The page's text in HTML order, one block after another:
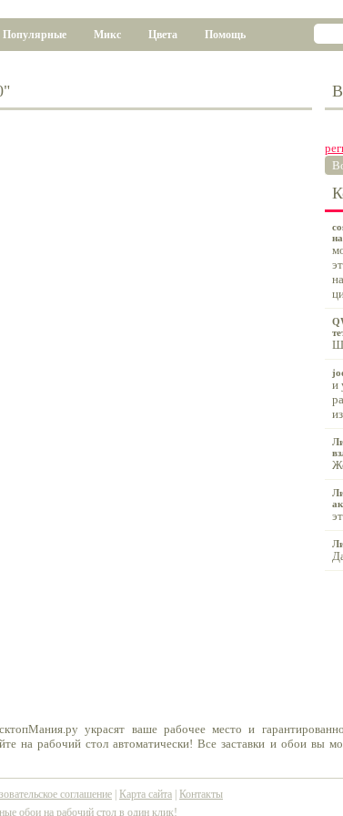
Популярные Микс Цвета Помощь
и
украсят ваше рабочее место и
на рабочий стол автоматически! Все заставки и обои вы
соглашение Карта сайта
Контакты
обои на рабочий стол в один клик!